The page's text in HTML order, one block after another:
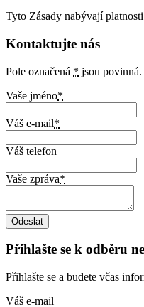
Tyto Zásady nabývají
Kontaktujte nás
Pole označená * jsou povinná.
Vaše jméno*
Váš e-mail*
Váš telefon
Vaše zpráva*
Přihlašte se k odběru
Přihlašte se a budete včas
Váš e-mail